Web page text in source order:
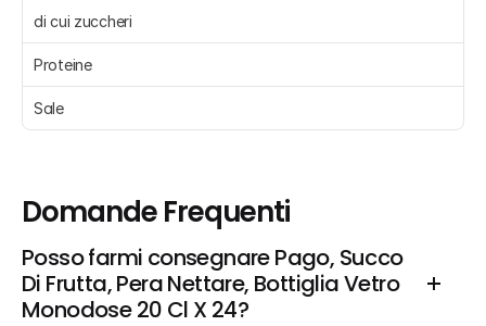
di cui zuccheri
Proteine
Sale
Domande Frequenti
Posso farmi consegnare Pago, Succo
Di Frutta, Pera Nettare, Bottiglia Vetro
Monodose 20 Cl X 24?